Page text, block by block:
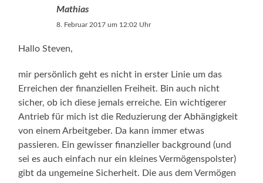
Mathias
8. Februar 2017 um 12:02 Uhr
Hallo Steven,
mir persönlich geht es nicht in erster Linie um das
Erreichen der finanziellen Freiheit. Bin auch nicht
sicher, ob ich diese jemals erreiche. Ein wichtigerer
Antrieb für mich ist die Reduzierung der Abhängigkeit
von einem Arbeitgeber. Da kann immer etwas
passieren. Ein gewisser finanzieller background (und
sei es auch einfach nur ein kleines Vermögenspolster)
gibt da ungemeine Sicherheit. Die aus dem Vermögen